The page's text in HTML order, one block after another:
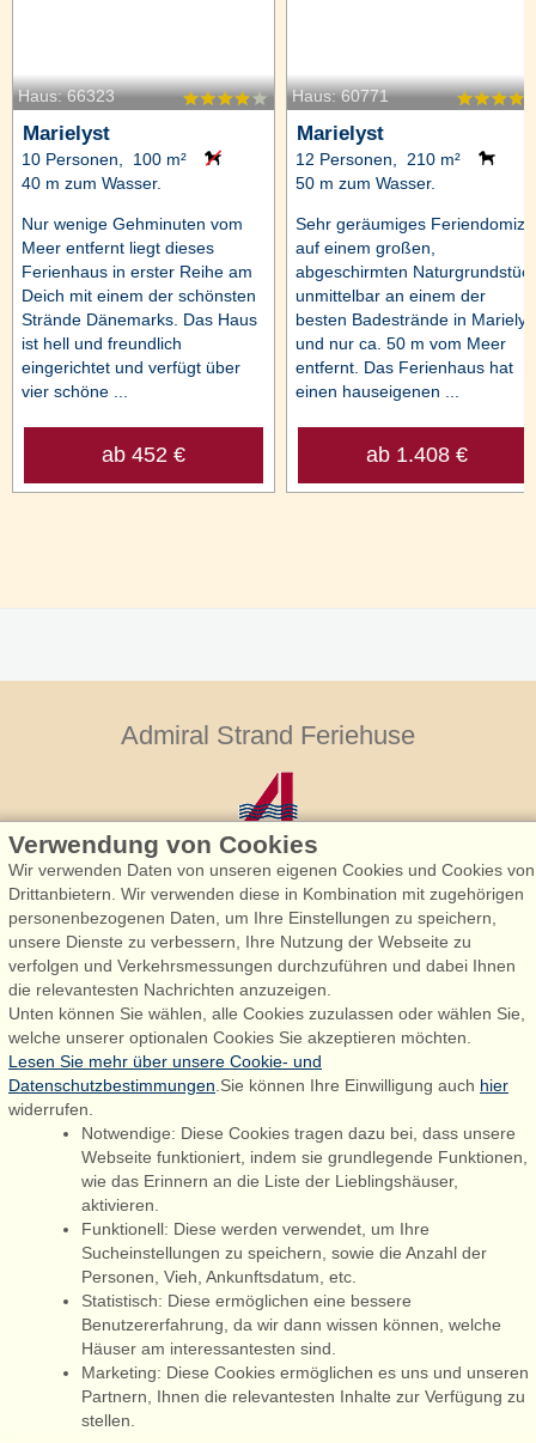
Haus: 66323
Marielyst
10 Personen, 100 m²
40 m zum Wasser.
Nur wenige Gehminuten vom
Meer entfernt liegt dieses
Ferienhaus in erster Reihe am
Deich mit einem der schönsten
Strände Dänemarks. Das Haus
ist hell und freundlich
eingerichtet und verfügt über
vier schöne ...
ab 452 €
Haus: 60771
Marielyst
12 Personen, 210 m²
50 m zum Wasser.
Sehr geräumiges Feriendomizil
auf einem großen,
abgeschirmten
unmittelbar an einem der
besten Badestrände in
und nur ca. 50 m vom Meer
entfernt. Das Ferienhaus hat
einen hauseigenen ...
ab 1.408 €
Admiral Strand Feriehuse
Admiral Strand Feriehuse, Lønne
Houstrupvej 170, Lønne
6830 Nørre Nebel
booking@admiralstrand.com
+45 70 60 87 78
Følg os på: Facebook
Admiral Strand Feriehuse ApS | CVR 27 23 39 10 |
Sie sind hier: Marielyst, Dänemark, Ferienhaus 60661, 6 Personen,
Verwendung von Cookies
Wir verwenden Daten von unseren eigenen Cookies und Cookies von
Drittanbietern. Wir verwenden diese in Kombination mit zugehörigen
personenbezogenen Daten, um Ihre Einstellungen zu speichern,
unsere Dienste zu verbessern, Ihre Nutzung der Webseite zu
verfolgen und Verkehrsmessungen durchzuführen und dabei Ihnen
die relevantesten Nachrichten anzuzeigen.
Unten können Sie wählen, alle Cookies zuzulassen oder wählen Sie,
welche unserer optionalen Cookies Sie akzeptieren möchten.
Lesen Sie mehr über unsere Cookie- und
Datenschutzbestimmungen .Sie können Ihre Einwilligung auch hier
widerrufen.
Notwendige: Diese Cookies tragen dazu bei, dass unsere
Webseite funktioniert, indem sie grundlegende Funktionen,
wie das Erinnern an die Liste der Lieblingshäuser,
aktivieren.
Funktionell: Diese werden verwendet, um Ihre
Sucheinstellungen zu speichern, sowie die Anzahl der
Personen, Vieh, Ankunftsdatum, etc.
Statistisch: Diese ermöglichen eine bessere
Benutzererfahrung, da wir dann wissen können, welche
Häuser am interessantesten sind.
Marketing: Diese Cookies ermöglichen es uns und unseren
Partnern, Ihnen die relevantesten Inhalte zur Verfügung zu
stellen.